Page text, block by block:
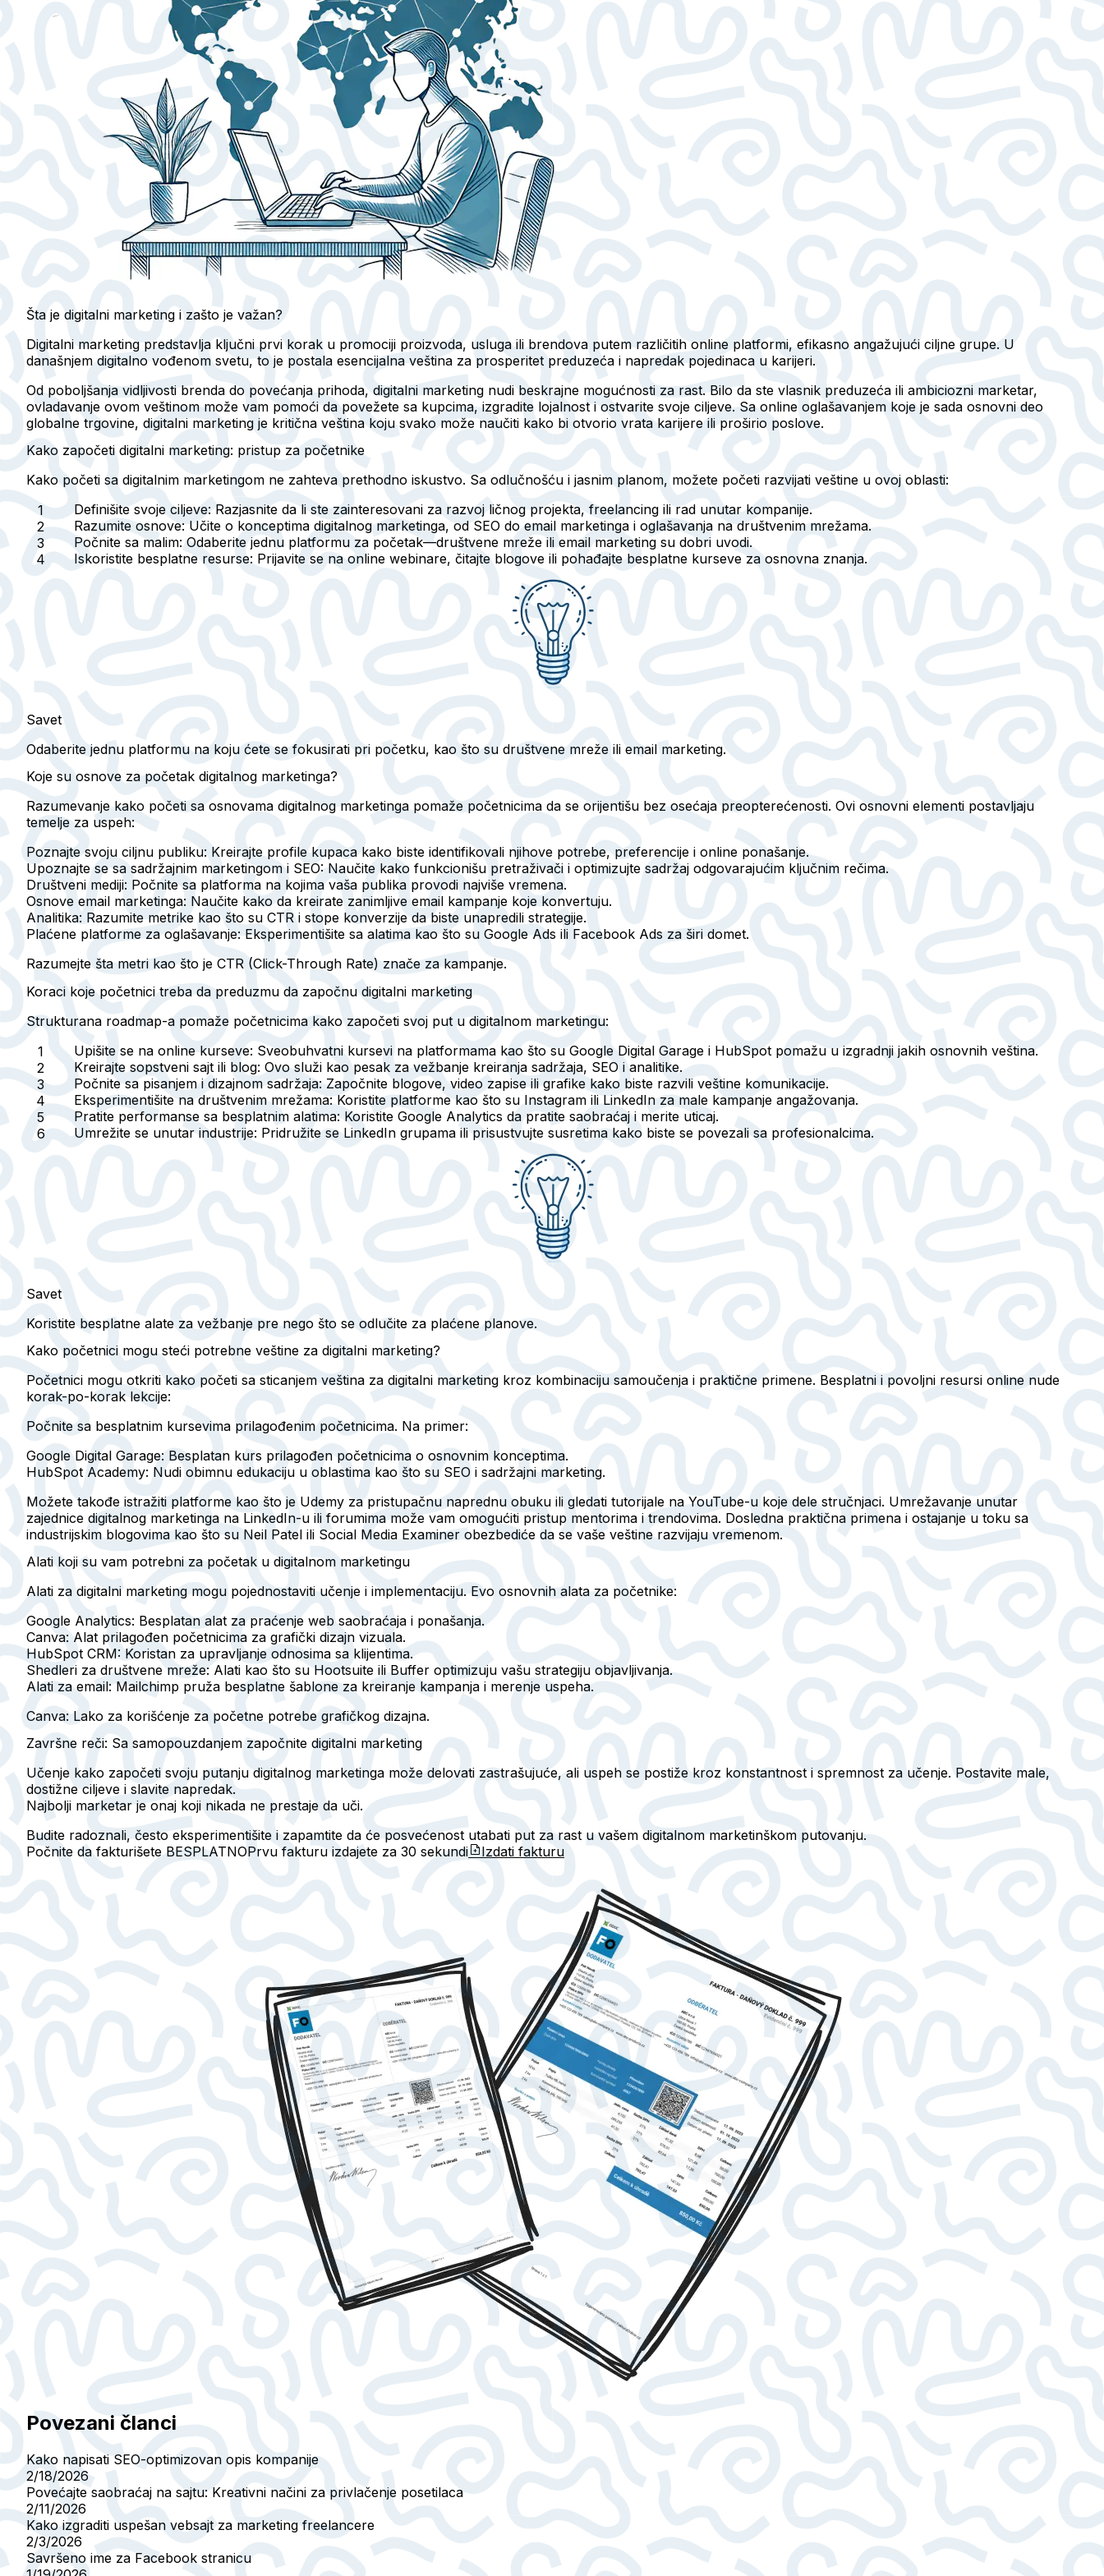
Šta je digitalni marketing i zašto je važan?
Digitalni marketing predstavlja ključni prvi korak u promociji proizvoda, usluga ili brendova putem različitih online platformi, efikasno angažujući ciljne grupe. U
današnjem digitalno vođenom svetu, to je postala esencijalna veština za prosperitet preduzeća i napredak pojedinaca u karijeri.
Od poboljšanja vidljivosti brenda do povećanja prihoda, digitalni marketing nudi beskrajne mogućnosti za rast. Bilo da ste vlasnik preduzeća ili ambiciozni marketar,
ovladavanje ovom veštinom može vam pomoći da povežete sa kupcima, izgradite lojalnost i ostvarite svoje ciljeve. Sa online oglašavanjem koje je sada osnovni deo
globalne trgovine, digitalni marketing je kritična veština koju svako može naučiti kako bi otvorio vrata karijere ili proširio poslove.
Kako započeti digitalni marketing: pristup za početnike
Kako početi sa digitalnim marketingom ne zahteva prethodno iskustvo. Sa odlučnošću i jasnim planom, možete početi razvijati veštine u ovoj oblasti:
Definišite svoje ciljeve: Razjasnite da li ste zainteresovani za razvoj ličnog projekta, freelancing ili rad unutar kompanije.
Razumite osnove: Učite o konceptima digitalnog marketinga, od SEO do email marketinga i oglašavanja na društvenim mrežama.
Počnite sa malim: Odaberite jednu platformu za početak—društvene mreže ili email marketing su dobri uvodi.
Iskoristite besplatne resurse: Prijavite se na online webinare, čitajte blogove ili pohađajte besplatne kurseve za osnovna znanja.
Savet
Odaberite jednu platformu na koju ćete se fokusirati pri početku, kao što su društvene mreže ili email marketing.
Koje su osnove za početak digitalnog marketinga?
Razumevanje kako početi sa osnovama digitalnog marketinga pomaže početnicima da se orijentišu bez osećaja preopterećenosti. Ovi osnovni elementi postavljaju
temelje za uspeh:
Poznajte svoju ciljnu publiku: Kreirajte profile kupaca kako biste identifikovali njihove potrebe, preferencije i online ponašanje.
Upoznajte se sa sadržajnim marketingom i SEO: Naučite kako funkcionišu pretraživači i optimizujte sadržaj odgovarajućim ključnim rečima.
Društveni mediji: Počnite sa platforma na kojima vaša publika provodi najviše vremena.
Osnove email marketinga: Naučite kako da kreirate zanimljive email kampanje koje konvertuju.
Analitika: Razumite metrike kao što su CTR i stope konverzije da biste unapredili strategije.
Plaćene platforme za oglašavanje: Eksperimentišite sa alatima kao što su Google Ads ili Facebook Ads za širi domet.
Razumejte šta metri kao što je CTR (Click-Through Rate) znače za kampanje.
Koraci koje početnici treba da preduzmu da započnu digitalni marketing
Strukturana roadmap-a pomaže početnicima kako započeti svoj put u digitalnom marketingu:
Upišite se na online kurseve: Sveobuhvatni kursevi na platformama kao što su Google Digital Garage i HubSpot pomažu u izgradnji jakih osnovnih veština.
Kreirajte sopstveni sajt ili blog: Ovo služi kao pesak za vežbanje kreiranja sadržaja, SEO i analitike.
Počnite sa pisanjem i dizajnom sadržaja: Započnite blogove, video zapise ili grafike kako biste razvili veštine komunikacije.
Eksperimentišite na društvenim mrežama: Koristite platforme kao što su Instagram ili LinkedIn za male kampanje angažovanja.
Pratite performanse sa besplatnim alatima: Koristite Google Analytics da pratite saobraćaj i merite uticaj.
Umrežite se unutar industrije: Pridružite se LinkedIn grupama ili prisustvujte susretima kako biste se povezali sa profesionalcima.
Savet
Koristite besplatne alate za vežbanje pre nego što se odlučite za plaćene planove.
Kako početnici mogu steći potrebne veštine za digitalni marketing?
Početnici mogu otkriti kako početi sa sticanjem veština za digitalni marketing kroz kombinaciju samoučenja i praktične primene. Besplatni i povoljni resursi online nude
korak-po-korak lekcije:
Počnite sa besplatnim kursevima prilagođenim početnicima. Na primer:
Google Digital Garage: Besplatan kurs prilagođen početnicima o osnovnim konceptima.
HubSpot Academy: Nudi obimnu edukaciju u oblastima kao što su SEO i sadržajni marketing.
Možete takođe istražiti platforme kao što je Udemy za pristupačnu naprednu obuku ili gledati tutorijale na YouTube-u koje dele stručnjaci. Umrežavanje unutar
zajednice digitalnog marketinga na LinkedIn-u ili forumima može vam omogućiti pristup mentorima i trendovima. Dosledna praktična primena i ostajanje u toku sa
industrijskim blogovima kao što su Neil Patel ili Social Media Examiner obezbediće da se vaše veštine razvijaju vremenom.
Alati koji su vam potrebni za početak u digitalnom marketingu
Alati za digitalni marketing mogu pojednostaviti učenje i implementaciju. Evo osnovnih alata za početnike:
Google Analytics: Besplatan alat za praćenje web saobraćaja i ponašanja.
Canva: Alat prilagođen početnicima za grafički dizajn vizuala.
HubSpot CRM: Koristan za upravljanje odnosima sa klijentima.
Shedleri za društvene mreže: Alati kao što su Hootsuite ili Buffer optimizuju vašu strategiju objavljivanja.
Alati za email: Mailchimp pruža besplatne šablone za kreiranje kampanja i merenje uspeha.
Canva: Lako za korišćenje za početne potrebe grafičkog dizajna.
Završne reči: Sa samopouzdanjem započnite digitalni marketing
Učenje kako započeti svoju putanju digitalnog marketinga može delovati zastrašujuće, ali uspeh se postiže kroz konstantnost i spremnost za učenje. Postavite male,
dostižne ciljeve i slavite napredak.
Najbolji marketar je onaj koji nikada ne prestaje da uči.
Budite radoznali, često eksperimentišite i zapamtite da će posvećenost utabati put za rast u vašem digitalnom marketinškom putovanju.
Počnite da fakturišete BESPLATNOPrvu fakturu izdajete za 30 sekundi Izdati fakturu
Povezani članci
Kako napisati SEO-optimizovan opis kompanije
2/18/2026
Povećajte saobraćaj na sajtu: Kreativni načini za privlačenje posetilaca
2/11/2026
Kako izgraditi uspešan vebsajt za marketing freelancere
2/3/2026
Savršeno ime za Facebook stranicu